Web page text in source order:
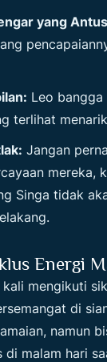
yang
Leo bangga
terlihat
Jangan
mereka,
Singa tidak
Energi
mengikuti
di
namun
di malam hari